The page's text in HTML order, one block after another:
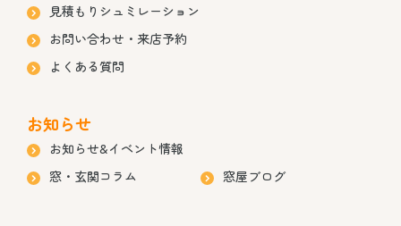
見積もりシュミレーション
お問い合わせ・来店予約
よくある質問
お知らせ
お知らせ&イベント情報
窓・玄関コラム
窓屋ブログ